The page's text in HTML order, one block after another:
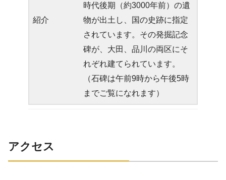
紹介
時代後期（約3000年前）の遺
物が出土し、国の史跡に指定
されています。その発掘記念
碑が、大田、品川の両区にそ
れぞれ建てられています。
（石碑は午前9時から午後5時
までご覧になれます）
アクセス